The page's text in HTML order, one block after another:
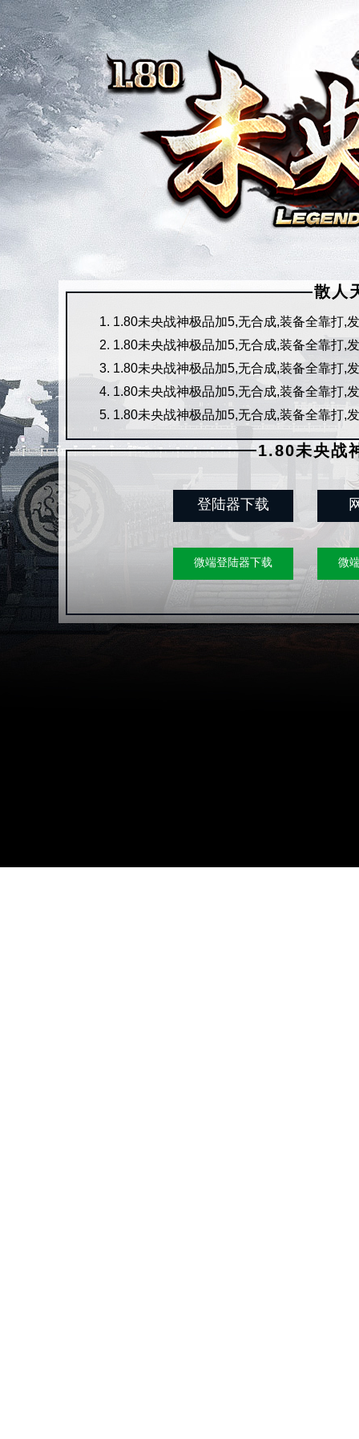
散人
1.80未央战神极品加5,无合成,装备全靠打,
1.80未央战神极品加5,无合成,装备全靠打,
1.80未央战神极品加5,无合成,装备全靠打,
1.80未央战神极品加5,无合成,装备全靠打,
1.80未央战神极品加5,无合成,装备全靠打,
1.80未央战
登陆器下载
微端登陆器下载 微